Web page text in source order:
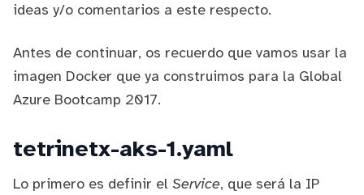
ideas y/o comentarios a este respecto.
Antes de continuar, os recuerdo que vamos usar la
imagen Docker que ya construimos para la Global
Azure Bootcamp 2017.
tetrinetx-aks-1.yaml
Lo primero es definir el Service, que será la IP